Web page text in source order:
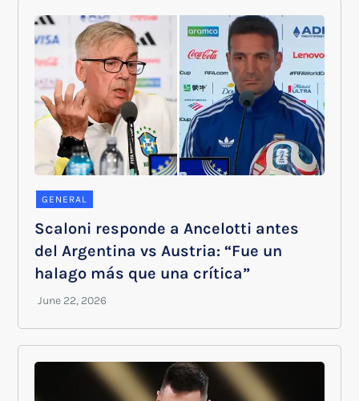
GENERAL
Scaloni responde a Ancelotti antes
del Argentina vs Austria: “Fue un
halago más que una crítica”